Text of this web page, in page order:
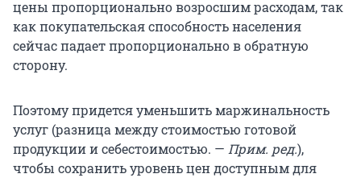
цены пропорционально возросшим расходам, так
как покупательская способность населения
сейчас падает пропорционально в обратную
сторону.
Поэтому придется уменьшить маржинальность
услуг (разница между стоимостью готовой
продукции и себестоимостью. — Прим. ред.),
чтобы сохранить уровень цен доступным для